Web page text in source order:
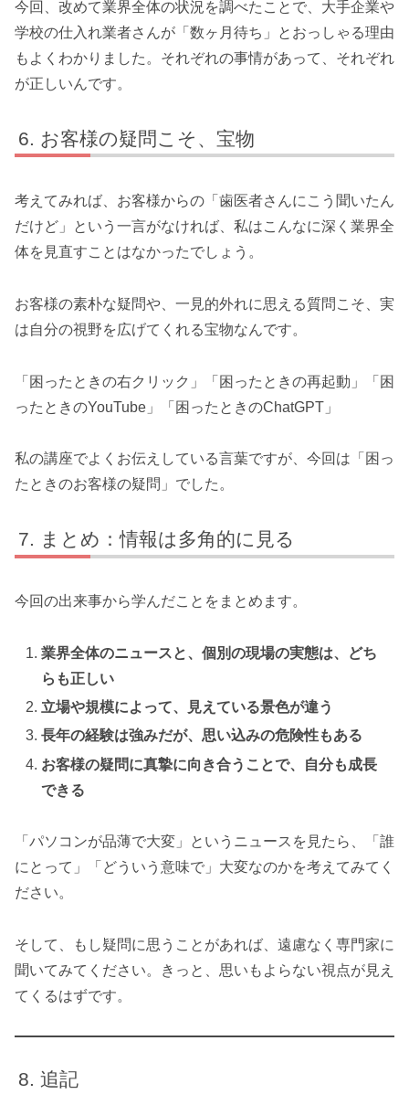
今回、改めて業界全体の状況を調べたことで、大手企業や
学校の仕入れ業者さんが「数ヶ月待ち」とおっしゃる理由
もよくわかりました。それぞれの事情があって、それぞれ
が正しいんです。
お客様の疑問こそ、宝物
考えてみれば、お客様からの「歯医者さんにこう聞いたん
だけど」という一言がなければ、私はこんなに深く業界全
体を見直すことはなかったでしょう。
お客様の素朴な疑問や、一見的外れに思える質問こそ、実
は自分の視野を広げてくれる宝物なんです。
「困ったときの右クリック」「困ったときの再起動」「困
ったときのYouTube」「困ったときのChatGPT」
私の講座でよくお伝えしている言葉ですが、今回は「困っ
たときのお客様の疑問」でした。
まとめ：情報は多角的に見る
今回の出来事から学んだことをまとめます。
業界全体のニュースと、個別の現場の実態は、どち
らも正しい
立場や規模によって、見えている景色が違う
長年の経験は強みだが、思い込みの危険性もある
お客様の疑問に真摯に向き合うことで、自分も成長
できる
「パソコンが品薄で大変」というニュースを見たら、「誰
にとって」「どういう意味で」大変なのかを考えてみてく
ださい。
そして、もし疑問に思うことがあれば、遠慮なく専門家に
聞いてみてください。きっと、思いもよらない視点が見え
てくるはずです。
追記